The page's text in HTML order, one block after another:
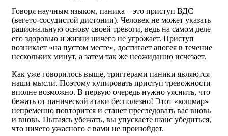
Говоря научным языком, паника – это приступ ВДС
(вегето-сосудистой дистонии). Человек не может указать
рациональную основу своей тревоги, ведь на самом деле
его здоровью и жизни ничего не угрожает. Приступ
возникает «на пустом месте», достигает апогея в течение
нескольких минут, а затем так же неожиданно исчезает.
Как уже говорилось выше, триггерами паники являются
наши мысли. Поэтому купировать приступ тревожности
вполне возможно. В первую очередь нужно уяснить, что
бежать от панической атаки бесполезно! Этот «кошмар»
непременно повторится и станет преследовать вас вновь
и вновь. Пытаясь убежать, вы упускаете шанс убедиться,
что ничего ужасного с вами не произойдет.